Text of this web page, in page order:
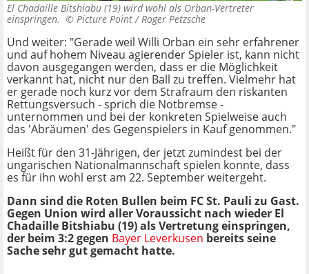
El Chadaille Bitshiabu (19) wird wohl als Orban-Vertreter
einspringen. © Picture Point / Roger Petzsche
Und weiter: "Gerade weil Willi Orban ein sehr erfahrener
und auf hohem Niveau agierender Spieler ist, kann nicht
davon ausgegangen werden, dass er die Möglichkeit
verkannt hat, nicht nur den Ball zu treffen. Vielmehr hat
er gerade noch kurz vor dem Strafraum den riskanten
Rettungsversuch - sprich die Notbremse -
unternommen und bei der konkreten Spielweise auch
das 'Abräumen' des Gegenspielers in Kauf genommen."
Heißt für den 31-Jährigen, der jetzt zumindest bei der
ungarischen Nationalmannschaft spielen konnte, dass
es für ihn wohl erst am 22. September weitergeht.
Dann sind die Roten Bullen beim FC St. Pauli zu Gast.
Gegen Union wird aller Voraussicht nach wieder El
Chadaille Bitshiabu (19) als Vertretung einspringen,
der beim 3:2 gegen Bayer Leverkusen bereits seine
Sache sehr gut gemacht hatte.